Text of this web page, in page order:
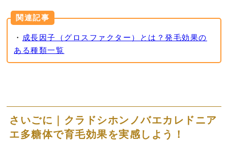
関連記事
・ 成長因子（グロスファクター）とは？発毛効果の
ある種類一覧
さいごに｜クラドシホンノバエカレドニア
エ多糖体で育毛効果を実感しよう！